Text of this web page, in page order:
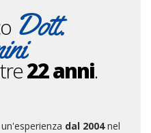
Dott.
22 anni.
dal 2004nel